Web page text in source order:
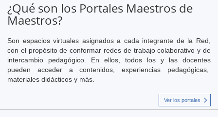
¿Qué son los Portales Maestros de
Maestros?
Son espacios virtuales asignados a cada integrante de la Red,
con el propósito de conformar redes de trabajo colaborativo y de
intercambio pedagógico. En ellos, todos los y las docentes
pueden acceder a contenidos, experiencias pedagógicas,
materiales didácticos y más.
Ver los portales